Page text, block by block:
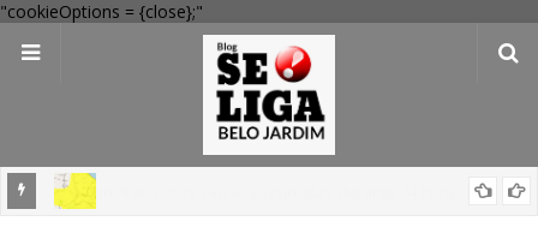
"cookieOptions = {close};"